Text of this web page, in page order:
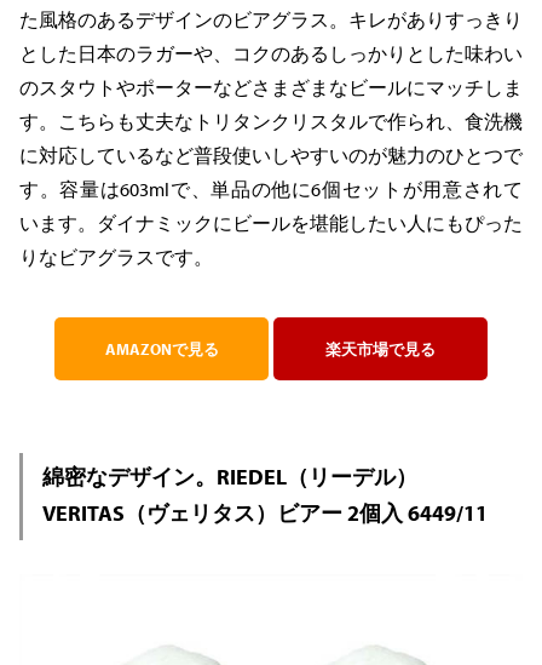
た風格のあるデザインのビアグラス。キレがありすっきり
とした日本のラガーや、コクのあるしっかりとした味わい
のスタウトやポーターなどさまざまなビールにマッチしま
す。こちらも丈夫なトリタンクリスタルで作られ、食洗機
に対応しているなど普段使いしやすいのが魅力のひとつで
す。容量は603mlで、単品の他に6個セットが用意されて
います。ダイナミックにビールを堪能したい人にもぴった
りなビアグラスです。
AMAZONで見る 楽天市場で見る
綿密なデザイン。RIEDEL（リーデル）
VERITAS（ヴェリタス）ビアー 2個入 6449/11